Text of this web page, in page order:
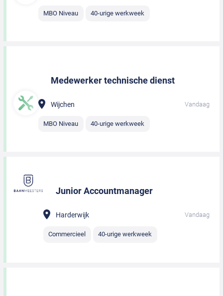
MBO Niveau 40-urige werkweek
Medewerker technische dienst
Wijchen Vandaag
MBO Niveau 40-urige werkweek
Junior Accountmanager
Harderwijk Vandaag
Commercieel 40-urige werkweek